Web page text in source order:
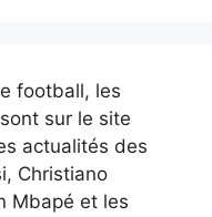
football, les
sur le site
actualités des
Christiano
Mbapé et les